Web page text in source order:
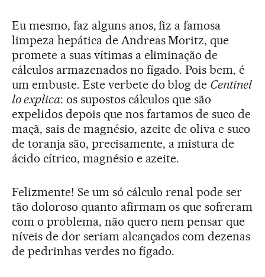
Eu mesmo, faz alguns anos, fiz a famosa
limpeza hepática de Andreas Moritz, que
promete a suas vítimas a eliminação de
cálculos armazenados no fígado. Pois bem, é
um embuste. Este verbete do blog de Centinel
lo explica: os supostos cálculos que são
expelidos depois que nos fartamos de suco de
maçã, sais de magnésio, azeite de oliva e suco
de toranja são, precisamente, a mistura de
ácido cítrico, magnésio e azeite.
Felizmente! Se um só cálculo renal pode ser
tão doloroso quanto afirmam os que sofreram
com o problema, não quero nem pensar que
níveis de dor seriam alcançados com dezenas
de pedrinhas verdes no fígado.